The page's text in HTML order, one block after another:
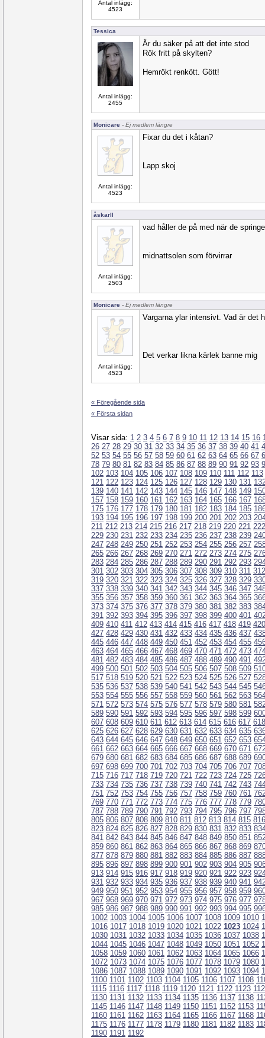
Antal inlägg:
4523
Tessica
Antal inlägg:
2455
Är du säker på att det inte stod
Rök fritt på skylten?
Hemrökt renkött. Gött!
Monicare - Ej medlem längre
Antal inlägg:
4523
Fixar du det i kåtan?
Lapp skoj
åskarll
Antal inlägg:
2503
vad håller de på med när de
midnattsolen som förvirrar
Monicare - Ej medlem längre
Antal inlägg:
4523
Vargarna ylar intensivt. Vad är det
Det verkar likna kärlek banne mig
« Föregående sida
« Första sidan
Visar sida: 1 2 3 4 5 6 7 8 9 10 11 12 13 14 15 16
26 27 28 29 30 31 32 33 34 35 36 37 38 39 40 41
52 53 54 55 56 57 58 59 60 61 62 63 64 65 66 67
78 79 80 81 82 83 84 85 86 87 88 89 90 91 92 93
102 103 104 105 106 107 108 109 110 111 112 113
121 122 123 124 125 126 127 128 129 130 131
139 140 141 142 143 144 145 146 147 148 149
157 158 159 160 161 162 163 164 165 166 167
175 176 177 178 179 180 181 182 183 184 185
193 194 195 196 197 198 199 200 201 202 203
211 212 213 214 215 216 217 218 219 220 221 222
229 230 231 232 233 234 235 236 237 238 239
247 248 249 250 251 252 253 254 255 256 257
265 266 267 268 269 270 271 272 273 274 275
283 284 285 286 287 288 289 290 291 292 293
301 302 303 304 305 306 307 308 309 310 311 312
319 320 321 322 323 324 325 326 327 328 329
337 338 339 340 341 342 343 344 345 346 347
355 356 357 358 359 360 361 362 363 364 365
373 374 375 376 377 378 379 380 381 382 383
391 392 393 394 395 396 397 398 399 400 401
409 410 411 412 413 414 415 416 417 418 419 420
427 428 429 430 431 432 433 434 435 436 437
445 446 447 448 449 450 451 452 453 454 455
463 464 465 466 467 468 469 470 471 472 473
481 482 483 484 485 486 487 488 489 490 491
499 500 501 502 503 504 505 506 507 508 509
517 518 519 520 521 522 523 524 525 526 527
535 536 537 538 539 540 541 542 543 544 545
553 554 555 556 557 558 559 560 561 562 563
571 572 573 574 575 576 577 578 579 580 581
589 590 591 592 593 594 595 596 597 598 599
607 608 609 610 611 612 613 614 615 616 617 618
625 626 627 628 629 630 631 632 633 634 635
643 644 645 646 647 648 649 650 651 652 653
661 662 663 664 665 666 667 668 669 670 671
679 680 681 682 683 684 685 686 687 688 689
697 698 699 700 701 702 703 704 705 706 707
715 716 717 718 719 720 721 722 723 724 725
733 734 735 736 737 738 739 740 741 742 743
751 752 753 754 755 756 757 758 759 760 761
769 770 771 772 773 774 775 776 777 778 779
787 788 789 790 791 792 793 794 795 796 797
805 806 807 808 809 810 811 812 813 814 815 816
823 824 825 826 827 828 829 830 831 832 833
841 842 843 844 845 846 847 848 849 850 851
859 860 861 862 863 864 865 866 867 868 869
877 878 879 880 881 882 883 884 885 886 887
895 896 897 898 899 900 901 902 903 904 905
913 914 915 916 917 918 919 920 921 922 923
931 932 933 934 935 936 937 938 939 940 941
949 950 951 952 953 954 955 956 957 958 959
967 968 969 970 971 972 973 974 975 976 977
985 986 987 988 989 990 991 992 993 994 995
1002 1003 1004 1005 1006 1007 1008 1009 1010
1016 1017 1018 1019 1020 1021 1022 1023 1024
1030 1031 1032 1033 1034 1035 1036 1037 1038
1044 1045 1046 1047 1048 1049 1050 1051 1052
1058 1059 1060 1061 1062 1063 1064 1065 1066
1072 1073 1074 1075 1076 1077 1078 1079 1080
1086 1087 1088 1089 1090 1091 1092 1093 1094
1100 1101 1102 1103 1104 1105 1106 1107 1108
1115 1116 1117 1118 1119 1120 1121 1122 1123
1130 1131 1132 1133 1134 1135 1136 1137 1138
1145 1146 1147 1148 1149 1150 1151 1152 1153
1160 1161 1162 1163 1164 1165 1166 1167 1168
1175 1176 1177 1178 1179 1180 1181 1182 1183
1190 1191 1192